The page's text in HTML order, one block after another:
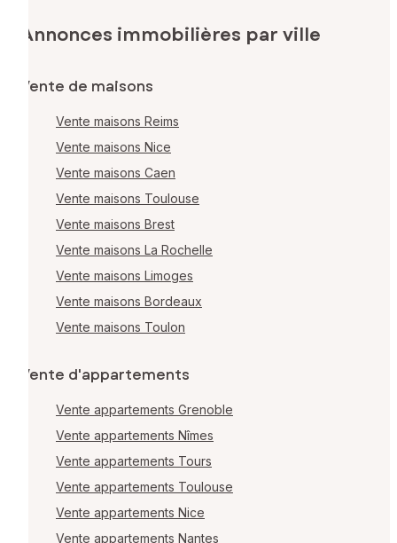
Annonces immobilières par ville
Vente de maisons
Vente maisons Reims
Vente maisons Nice
Vente maisons Caen
Vente maisons Toulouse
Vente maisons Brest
Vente maisons La Rochelle
Vente maisons Limoges
Vente maisons Bordeaux
Vente maisons Toulon
Vente d'appartements
Vente appartements Grenoble
Vente appartements Nîmes
Vente appartements Tours
Vente appartements Toulouse
Vente appartements Nice
Vente appartements Nantes